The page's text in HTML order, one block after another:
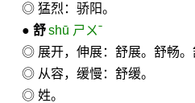
◎ 猛烈：骄阳。
● 舒shū ㄕㄨˉ
◎ 展开，伸展：舒展。舒畅。
◎ 从容，缓慢：舒缓。
◎ 姓。